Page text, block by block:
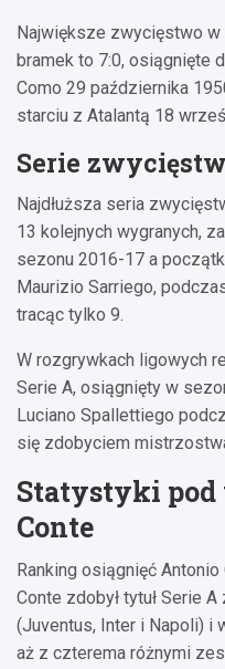
Największe zwycięstwo
bramek to 7:0, osiągnięte
Como 29 października
starciu z Atalantą 18
Serie zwycięstw
Najdłuższa seria
13 kolejnych wygranych,
sezonu 2016-17 a
Maurizio Sarriego,
tracąc tylko 9.
W rozgrywkach ligowych
Serie A, osiągnięty w
Luciano Spallettiego
się zdobyciem
Statystyki pod
Conte
Ranking osiągnięć
Conte zdobył tytuł Serie
(Juventus, Inter i Napoli) i
aż z czterema różnymi